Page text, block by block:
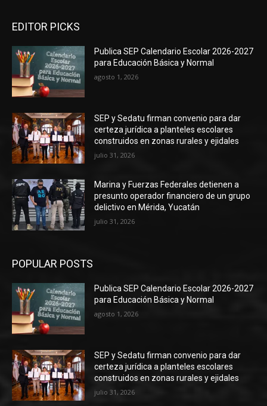
EDITOR PICKS
Publica SEP Calendario Escolar 2026-2027
para Educación Básica y Normal
agosto 1, 2026
SEP y Sedatu firman convenio para dar
certeza jurídica a planteles escolares
construidos en zonas rurales y ejidales
julio 31, 2026
Marina y Fuerzas Federales detienen a
presunto operador financiero de un grupo
delictivo en Mérida, Yucatán
julio 31, 2026
POPULAR POSTS
Publica SEP Calendario Escolar 2026-2027
para Educación Básica y Normal
agosto 1, 2026
SEP y Sedatu firman convenio para dar
certeza jurídica a planteles escolares
construidos en zonas rurales y ejidales
julio 31, 2026